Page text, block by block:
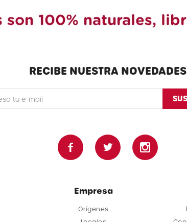
Empresa
Orígenes
RECIBE NUESTRA NOVEDADES
  